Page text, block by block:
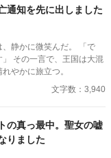
かで惨めで哀れだった令
くらいに増えています。
通知を先に出しました
かに微笑んだ。 「で
混
やかに旅立つ。
文字数：3,940
の真っ最中。聖女の嘘
りました